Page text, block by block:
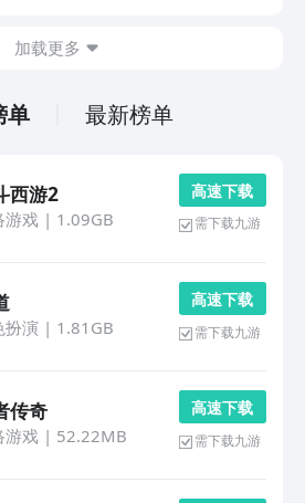
加载更多
单 最新榜单
西游2
游戏| 1.09GB
高 速 下 载
需下载九游
扮演 | 1.81GB
高 速 下 载
需下载九游
传奇
游戏| 52.22MB
高 速 下 载
需下载九游